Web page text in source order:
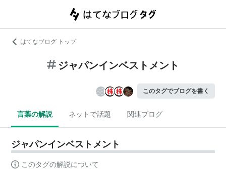
はてなブログ トップ
ジャパンインベストメント
このタグでブログを書く
言葉の解説 ネットで話題 関連ブログ
ジャパンインベストメント
このタグの解説について